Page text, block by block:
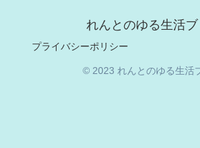
れんとのゆる生活
プライバシーポリシー
© 2023 れんとのゆる生活